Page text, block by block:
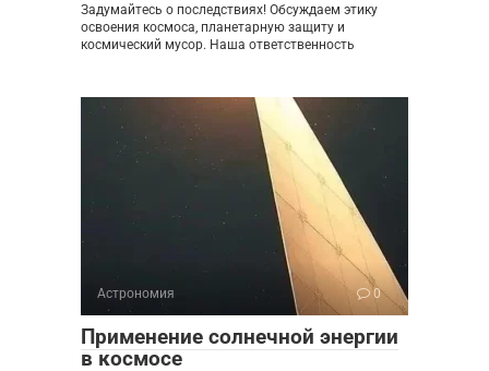
Задумайтесь о последствиях! Обсуждаем этику
освоения космоса, планетарную защиту и
космический мусор. Наша ответственность
Астрономия 0
Применение солнечной энергии
в космосе